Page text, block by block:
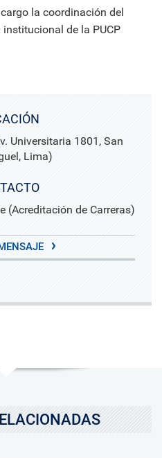
la coordinación del
de la PUCP
Universitaria 1801, San
Lima)
(Acreditación de Carreras)